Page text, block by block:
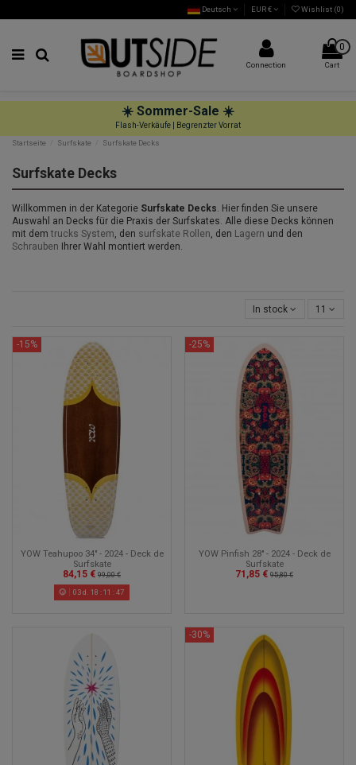
Deutsch EUR € Wishlist (0)
Connection
0
Cart
☀️ Sommer-Sale ☀️
Flash-Verkäufe | Begrenzter Vorrat
Startseite
Surfskate Surfskate Decks
Surfskate Decks
Willkommen in der Kategorie Surfskate Decks . Hier finden Sie unsere
Auswahl an Decks für die Praxis der Surfskates. Alle diese Decks können
mit dem trucks System , den surfskate Rollen , den Lagern und den
Schrauben Ihrer Wahl montiert werden.
In stock 11
-15%
YOW Teahupoo 34" - 2024 - Deck de
Surfskate
84,15 € 99,00 €
03d. 18 :11 :47
-25%
YOW Pinfish 28" - 2024 - Deck de
Surfskate
71,85 € 95,80 €
-30%